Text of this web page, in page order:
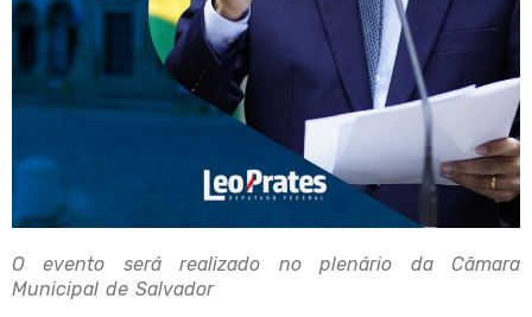
O evento será realizado no plenário da Câmara
Municipal de Salvador